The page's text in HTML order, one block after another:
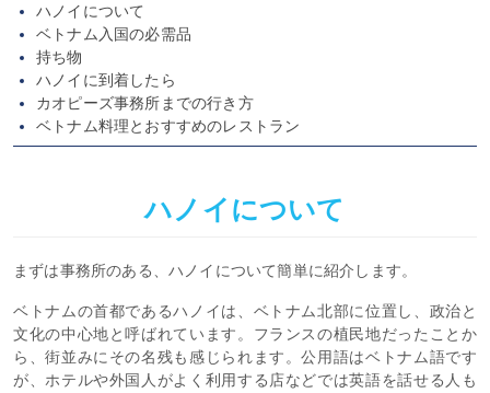
ハノイについて
ベトナム入国の必需品
持ち物
ハノイに到着したら
カオピーズ事務所までの行き方
ベトナム料理とおすすめのレストラン
ハノイについて
まずは事務所のある、ハノイについて簡単に紹介します。
ベトナムの首都であるハノイは、ベトナム北部に位置し、政治と
文化の中心地と呼ばれています。フランスの植民地だったことか
ら、街並みにその名残も感じられます。公用語はベトナム語です
が、ホテルや外国人がよく利用する店などでは英語を話せる人も